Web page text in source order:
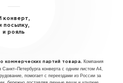
конверт,
посылку,
и рояль
коммерческих партий товара.
Компания
Санкт–Петербурга конверта с одним листом А4,
помогает с переездами из России за